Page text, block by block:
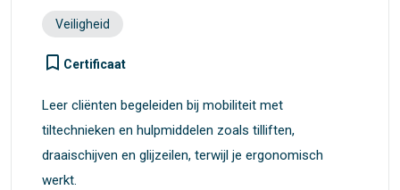
Veiligheid
turned_in_not Certificaat
Leer cliënten begeleiden bij mobiliteit met
tiltechnieken en hulpmiddelen zoals tilliften,
draaischijven en glijzeilen, terwijl je ergonomisch
werkt.